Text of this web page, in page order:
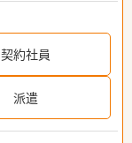
契約社員
派遣